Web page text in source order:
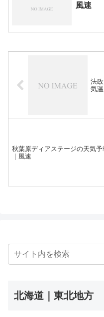
風速
法
気
秋葉原ディアステージの天気予
｜風速
北海道｜東北地方